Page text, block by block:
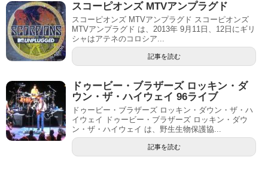
スコーピオンズ MTVアンプラグド
スコーピオンズ MTVアンプラグド スコーピオンズ
MTVアンプラグド は、2013年 9月11日、12日にギリ
シャはアテネのコロシア...
記事を読む
ドゥービー・ブラザーズ ロッキン・ダ
ウン・ザ・ハイウェイ 96ライブ
ドゥービー・ブラザーズ ロッキン・ダウン・ザ・ハ
イウェイ ドゥービー・ブラザーズ ロッキン・ダウ
ン・ザ・ハイウェイ は、野生生物保護協...
記事を読む